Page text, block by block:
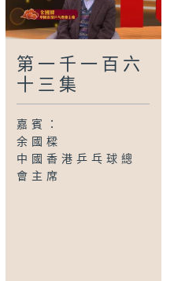
第一千一百六
十三集
嘉賓：
余國樑
中國香港乒乓球總
會主席